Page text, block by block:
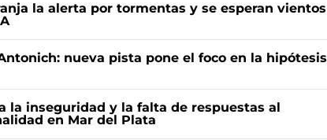
la alerta por tormentas y se esperan vientos
nueva pista pone el foco en la hipótesis
la inseguridad y la falta de respuestas al
en Mar del Plata